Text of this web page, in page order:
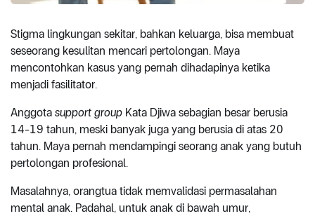
Stigma lingkungan sekitar, bahkan keluarga, bisa membuat
seseorang kesulitan mencari pertolongan. Maya
mencontohkan kasus yang pernah dihadapinya ketika
menjadi fasilitator.
Anggota support group Kata Djiwa sebagian besar berusia
14-19 tahun, meski banyak juga yang berusia di atas 20
tahun. Maya pernah mendampingi seorang anak yang butuh
pertolongan profesional.
Masalahnya, orangtua tidak memvalidasi permasalahan
mental anak. Padahal, untuk anak di bawah umur,